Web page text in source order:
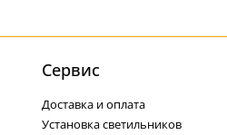
Cервис
Доставка и оплата
Установка светильников